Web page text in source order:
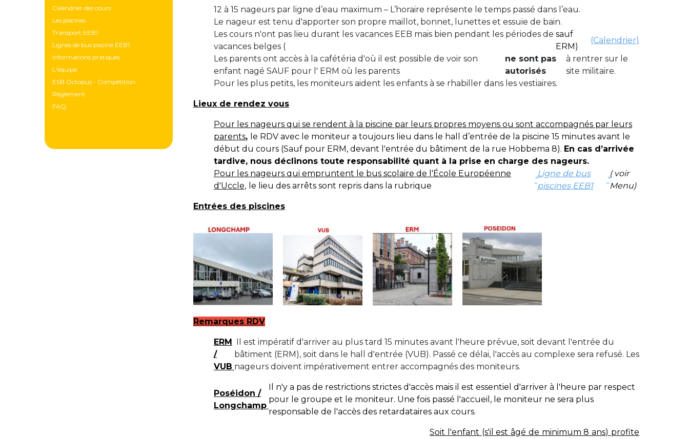
Activités périscolaires Uccle
+32 (0)2 375 31 35
cesame@apeee-bxl1-services.be
BE30 3100 2003 2711
+32 (0)2 374 76 75
cantine@apeee-bxl1-services.be
BE10 3100 9205 4504
+32 (0)2 373 87 68
casiers@apeee-bxl1-services.be
BE52 3101 4777 1809
Coordination & Direction
+32 (0)2 375 94 84
coordination@apeee-bxl1-services.be
Garderie Berkendael
Calendrier des cours
Les piscines
Transport EEB1
Lignes de bus piscine EEB1
Informations pratiques
L'équipe
ESB Octopus - Compétition
Règlement
FAQ
12 à 15 nageurs par ligne d’eau maximum – L’horaire représente le temps passé dans l’eau.
Le nageur est tenu d'apporter son propre maillot, bonnet, lunettes et essuie de bain.
Les cours n'ont pas lieu durant les vacances EEB mais bien pendant les périodes de
vacances belges (
sauf
ERM)
(Calendrier)
Les parents ont accès à la cafétéria d'où il est possible de voir son
enfant nagé SAUF pour l' ERM où les parents
ne sont pas
autorisés
à rentrer sur le
site militaire.
Pour les plus petits, les moniteurs aident les enfants à se rhabiller dans les vestiaires.
Lieux de rendez vous
Pour les nageurs qui se rendent à la piscine par leurs propres moyens ou sont accompagnés par leurs
parents, le RDV avec le moniteur a toujours lieu dans le hall d’entrée de la piscine 15 minutes avant le
début du cours (Sauf pour ERM, devant l'entrée du bâtiment de la rue Hobbema 8). En cas d’arrivée
tardive, nous déclinons toute responsabilité quant à la prise en charge des nageurs.
Pour les nageurs qui empruntent le bus scolaire de l'École Européenne
d'Uccle, le lieu des arrêts sont repris dans la rubrique
"
Ligne de bus
piscines EEB1
"
( voir
Menu)
Entrées des piscines
Remarques RDV
ERM
/
VUB
Il est impératif d'arriver au plus tard 15 minutes avant l'heure prévue, soit devant l'entrée du
bâtiment (ERM), soit dans le hall d'entrée (VUB). Passé ce délai, l'accès au complexe sera refusé. Les
nageurs doivent impérativement entrer accompagnés des moniteurs.
Poséidon /
Longchamp
Il n'y a pas de restrictions strictes d'accès mais il est essentiel d'arriver à l'heure par respect
pour le groupe et le moniteur. Une fois passé l'accueil, le moniteur ne sera plus
responsable de l'accès des retardataires aux cours.
Soit l'enfant (s'il est âgé de minimum 8 ans) profite